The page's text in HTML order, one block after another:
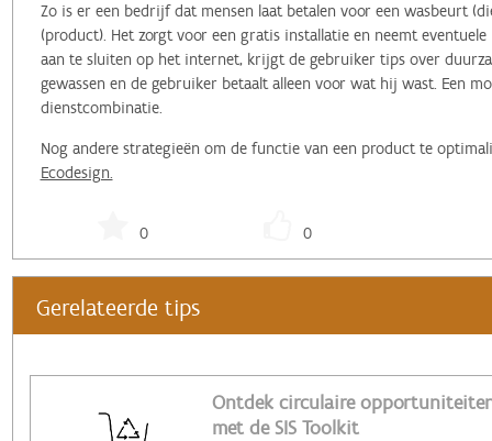
Zo is er een bedrijf dat mensen laat betalen voor een wasbeurt
(product). Het zorgt voor een gratis installatie en neemt
aan te sluiten op het internet, krijgt de gebruiker tips over
gewassen en de gebruiker betaalt alleen voor wat hij wast. Een
dienstcombinatie.
Nog andere strategieën om de functie van een product te
Ecodesign.
0 0
Gerelateerde tips
Ontdek circulaire
met de SIS Toolkit